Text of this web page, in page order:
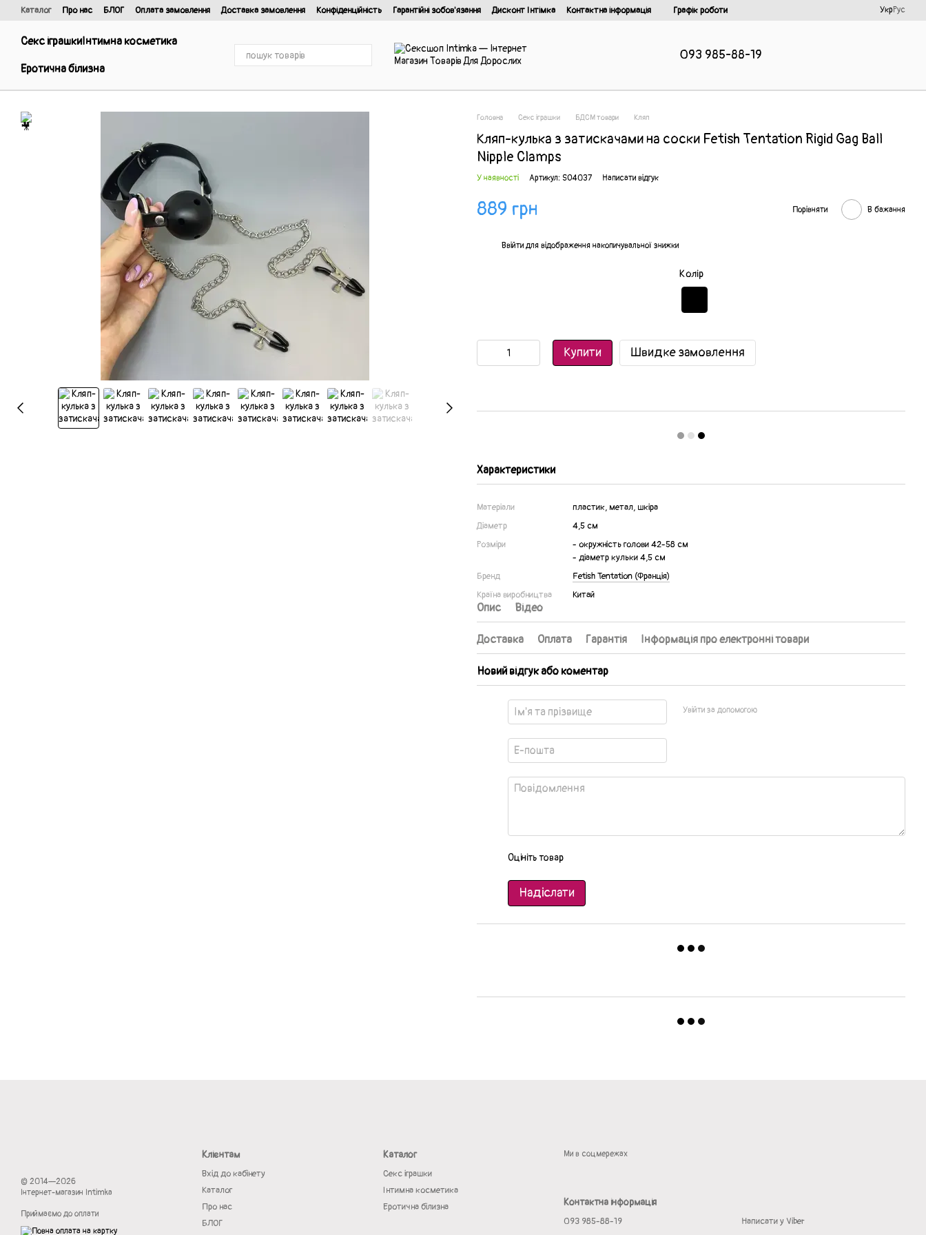
Перейти до основного контенту
Каталог Про нас БЛОГ Оплата замовлення Доставка замовлення Конфіденційність Гарантійні зобов'язання Дисконт Інтімка Контактна інформація
Графік роботи
УкрРус
Секс іграшкиІнтимна косметика
Еротична білизна
093 985-88-19
Головна Секс іграшки БДСМ товари Кляп
Кляп-кулька з затискачами на соски Fetish Tentation Rigid Gag Ball
Nipple Clamps
У наявності Артикул: SO4037 Написати відгук
889 грн Порівняти В бажання
Ввійти для відображення накопичувальної знижки
Колір
Купити Швидке замовлення
Характеристики
Матеріали
пластик, метал, шкіра
Діаметр
4,5 см
Розміри
- окружність голови 42-58 см
- діаметр кульки 4,5 см
Бренд
Fetish Tentation (Франція)
Країна виробництва
Китай
Опис Відео
Доставка Оплата Гарантія Інформація про електронні товари
Новий відгук або коментар
Увійти за допомогою
Оцініть товар
Надіслати
© 2014—2026
Інтернет-магазин Intimka
Приймаємо до оплати
Клієнтам
Вхід до кабінету
Каталог
Про нас
БЛОГ
Каталог
Секс іграшки
Інтимна косметика
Еротична білизна
Ми в соцмережах
Контактна інформація
093 985-88-19
Написати у Viber